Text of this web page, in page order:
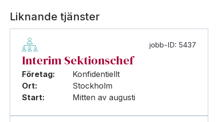
Liknande tjänster
jobb-ID: 5437
Interim Sektionschef
Företag:
Konfidentiellt
Ort:
Stockholm
Start:
Mitten av augusti